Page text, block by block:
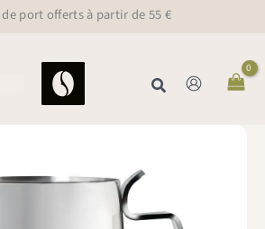
port offerts à partir de 55 €
Rechercher